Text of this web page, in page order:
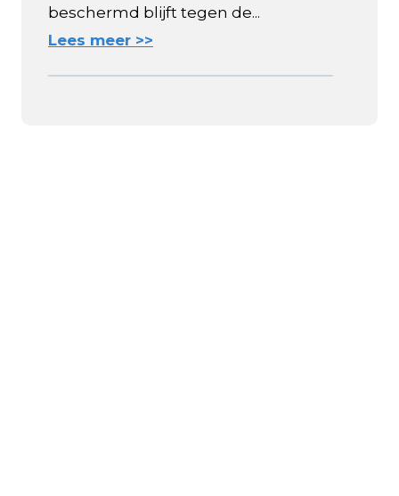
beschermd blijft tegen de...
Lees meer >>